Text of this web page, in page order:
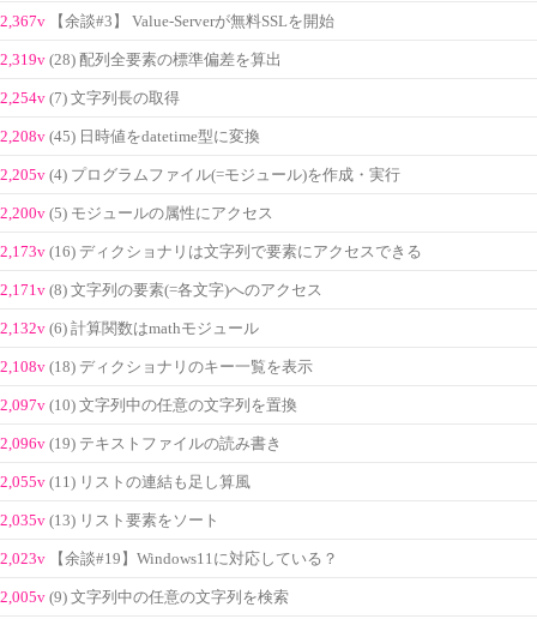
2,367v 【余談#3】 Value-Serverが無料SSLを開始
2,319v (28) 配列全要素の標準偏差を算出
2,254v (7) 文字列長の取得
2,208v (45) 日時値をdatetime型に変換
2,205v (4) プログラムファイル(=モジュール)を作成・実行
2,200v (5) モジュールの属性にアクセス
2,173v (16) ディクショナリは文字列で要素にアクセスできる
2,171v (8) 文字列の要素(=各文字)へのアクセス
2,132v (6) 計算関数はmathモジュール
2,108v (18) ディクショナリのキー一覧を表示
2,097v (10) 文字列中の任意の文字列を置換
2,096v (19) テキストファイルの読み書き
2,055v (11) リストの連結も足し算風
2,035v (13) リスト要素をソート
2,023v 【余談#19】Windows11に対応している？
2,005v (9) 文字列中の任意の文字列を検索